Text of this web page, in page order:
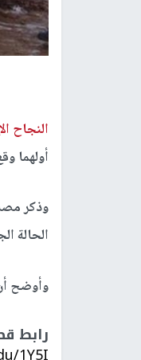
النجاح
أولهما
وذكر
الحالة
وأوضح
رابط